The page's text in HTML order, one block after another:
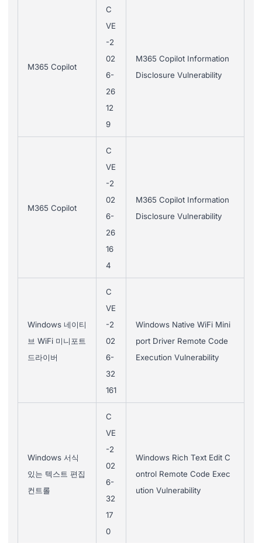
M365 Copilot
C
VE
-2
02
6-
26
12
9
M365 Copilot Information
Disclosure Vulnerability
M365 Copilot
C
VE
-2
02
6-
26
16
4
M365 Copilot Information
Disclosure Vulnerability
Windows 네이티
브 WiFi 미니포트
드라이버
C
VE
-2
02
6-
32
161
Windows Native WiFi Mini
port Driver Remote Code
Execution Vulnerability
Windows 서식
있는 텍스트 편집
컨트롤
C
VE
-2
02
6-
32
17
0
Windows Rich Text Edit C
ontrol Remote Code Exec
ution Vulnerability